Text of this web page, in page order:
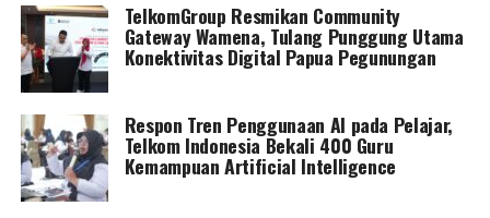
TelkomGroup Resmikan Community
Gateway Wamena, Tulang Punggung Utama
Konektivitas Digital Papua Pegunungan
Respon Tren Penggunaan AI pada Pelajar,
Telkom Indonesia Bekali 400 Guru
Kemampuan Artificial Intelligence